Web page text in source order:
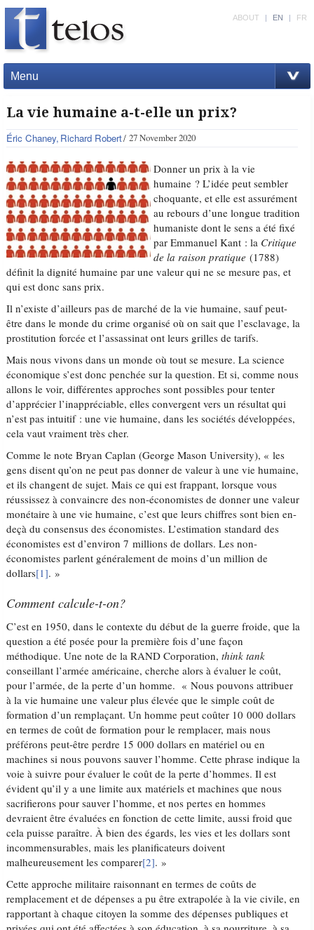
Menu
ABOUT | EN | FR
La vie humaine a-t-elle un prix?
Éric Chaney Richard Robert 27 November 2020
Donner un prix à la vie
humaine ? L’idée peut sembler
choquante, et elle est assurément
au rebours d’une longue tradition
humaniste dont le sens a été fixé
par Emmanuel Kant : la Critique
de la raison pratique(1788)
définit la dignité humaine par une valeur qui ne se mesure pas, et
qui est donc sans prix.
Il n’existe d’ailleurs pas de marché de la vie humaine, sauf peut-
être dans le monde du crime organisé où on sait que l’esclavage, la
prostitution forcée et l’assassinat ont leurs grilles de tarifs.
Mais nous vivons dans un monde où tout se mesure. La science
économique s’est donc penchée sur la question. Et si, comme nous
allons le voir, différentes approches sont possibles pour tenter
d’apprécier l’inappréciable, elles convergent vers un résultat qui
n’est pas intuitif : une vie humaine, dans les sociétés développées,
cela vaut vraiment très cher.
Comme le note Bryan Caplan (George Mason University), « les
gens disent qu’on ne peut pas donner de valeur à une vie humaine,
et ils changent de sujet. Mais ce qui est frappant, lorsque vous
réussissez à convaincre des non-économistes de donner une valeur
monétaire à une vie humaine, c’est que leurs chiffres sont bien en-
deçà du consensus des économistes. L’estimation standard des
économistes est d’environ 7 millions de dollars. Les non-
économistes parlent généralement de moins d’un million de
dollars[1]. »
Comment calcule-t-on?
C’est en 1950, dans le contexte du début de la guerre froide, que la
question a été posée pour la première fois d’une façon
méthodique. Une note de la RAND Corporation,think tank
conseillant l’armée américaine, cherche alors à évaluer le coût,
pour l’armée, de la perte d’un homme. « Nous pouvons attribuer
à la vie humaine une valeur plus élevée que le simple coût de
formation d’un remplaçant. Un homme peut coûter 10 000 dollars
en termes de coût de formation pour le remplacer, mais nous
préférons peut-être perdre 15 000 dollars en matériel ou en
machines si nous pouvons sauver l’homme. Cette phrase indique la
voie à suivre pour évaluer le coût de la perte d’hommes. Il est
évident qu’il y a une limite aux matériels et machines que nous
sacrifierons pour sauver l’homme, et nos pertes en hommes
devraient être évaluées en fonction de cette limite, aussi froid que
cela puisse paraître. À bien des égards, les vies et les dollars sont
incommensurables, mais les planificateurs doivent
malheureusement les comparer[2]. »
Cette approche militaire raisonnant en termes de coûts de
remplacement et de dépenses a pu être extrapolée à la vie civile, en
rapportant à chaque citoyen la somme des dépenses publiques et